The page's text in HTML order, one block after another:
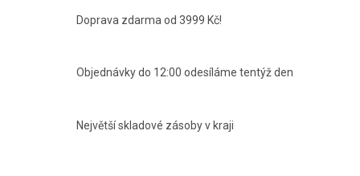
Doprava zdarma od 3999 Kč!
Objednávky do 12:00 odesíláme tentýž den
Největší skladové zásoby v kraji